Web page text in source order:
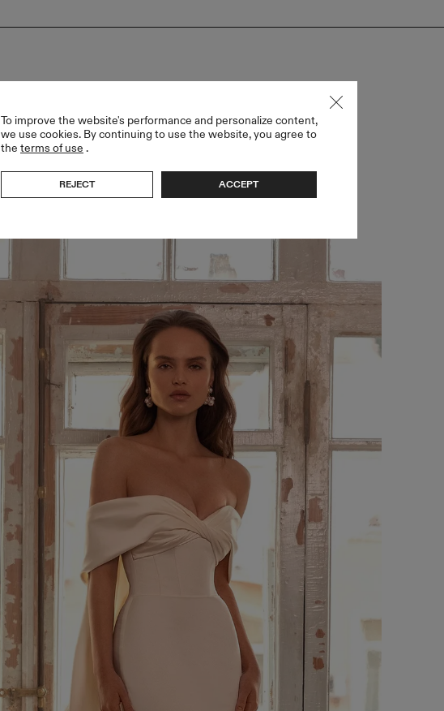
To improve the website's performance and personalize content,
we use cookies. By continuing to use the website, you agree to
the terms of use .
REJECT ACCEPT